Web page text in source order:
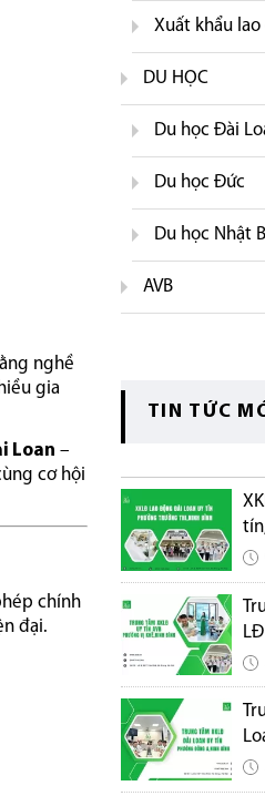
nghề
gia
Loan –
cơ hội
chính
đại.
Xuất khẩu
DU HỌC
Du học Đài
Du học Đức
Du học Nhật
AVB
TIN TỨC